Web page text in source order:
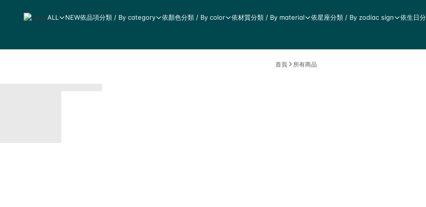
ALL NEW依品項分類 / By category 依顏色分類 / By color 依材質分類 / By material 依星座分類 / By zodiac sign 依生日
首頁 所有商品